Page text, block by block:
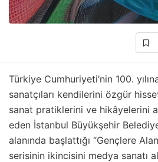
Türkiye Cumhuriyeti’nin 100.
sanatçıları kendilerini özgür
sanat pratiklerini ve hikâyelerini
eden İstanbul Büyükşehir
alanında başlattığı “Gençlere
serisinin ikincisini medya sanatı